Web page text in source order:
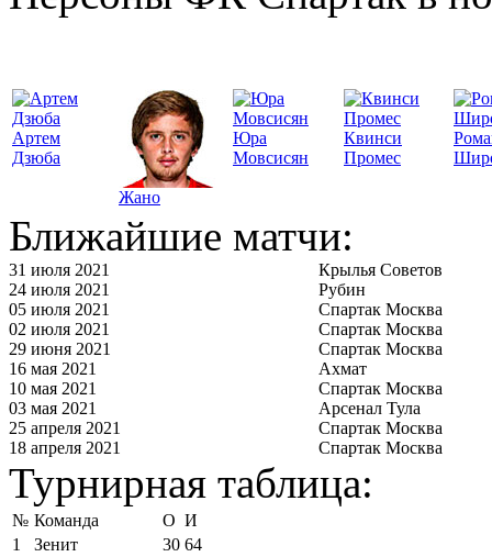
Артем
Дзюба
Жано
Юра
Мовсисян
Квинси
Промес
Ближайшие матчи:
31 июля 2021
Крылья Советов
24 июля 2021
Рубин
05 июля 2021
Спартак Москва
02 июля 2021
Спартак Москва
29 июня 2021
Спартак Москва
16 мая 2021
Ахмат
10 мая 2021
Спартак Москва
03 мая 2021
Арсенал Тула
25 апреля 2021
Спартак Москва
18 апреля 2021
Спартак Москва
Турнирная таблица:
№ Команда О И
1
Зенит 30 64